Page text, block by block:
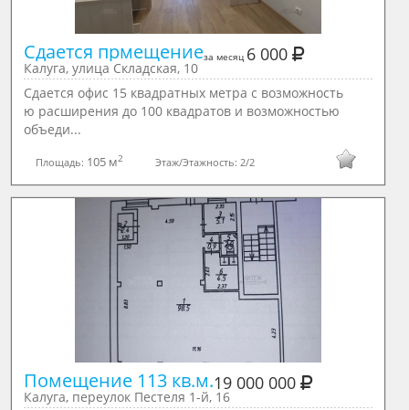
Сдается прмещениеза месяц 6 000
Калуга, улица Складская, 10
Сдается офис 15 квадратных метра с возможность
ю расширения до 100 квадратов и возможностью
объеди...
Площадь: 105 м2 Этаж/Этажность: 2/2
Помещение 113 кв.м.19 000 000
Калуга, переулок Пестеля 1-й, 16